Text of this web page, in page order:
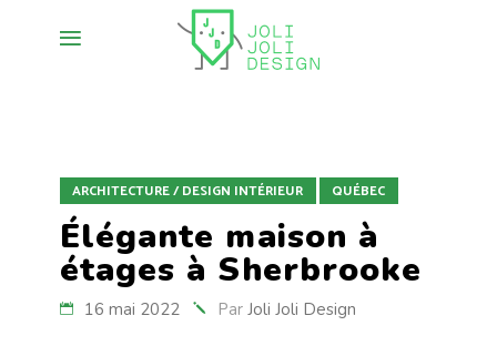
ARCHITECTURE / DESIGN INTÉRIEUR QUÉBEC
Élégante maison à
étages à Sherbrooke
16 mai 2022 Par Joli Joli Design